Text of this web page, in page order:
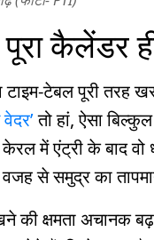
कैलेंडर ही
टेबल पूरी तरह
तो हां, ऐसा
में एंट्री के बाद वो
से समुद्र का
की क्षमता अचानक